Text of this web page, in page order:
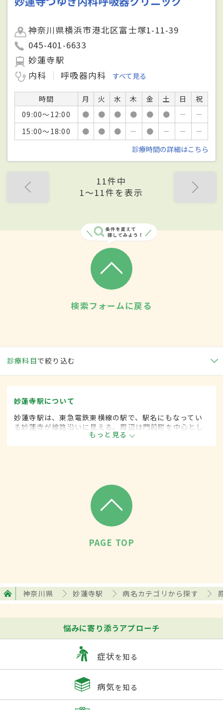
神奈川県横浜市港北区富士塚1-11-39
045-401-6633
妙蓮寺駅
内科
呼吸器内科 すべて見る
時間 月 火 水 木 金 土 日
祝
09:00～12:00
● ● ● ● ● ● －
－
15:00～18:00
● ● ● － ● － －
－
診療時間の詳細はこちら
11件中
1〜11件を表示
検索フォームに戻る
診療科目で絞り込む
妙蓮寺駅について
妙蓮寺駅は、東急電鉄東横線の駅で、駅名にもなってい
る妙蓮寺が線路沿いに見える。周辺は門前町を中心とし
た住宅街で、下町の雰囲気を残した商店街や多くのクリ
ニックなどがある。近くには菊名池公園も。
もっと見る
PAGE TOP
神奈川県 妙蓮寺駅 病名カテゴリから探す
悩みに寄り添うアプローチ
症状を知る
病気を知る